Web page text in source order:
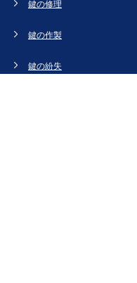
鍵の修理
鍵の作製
鍵の紛失